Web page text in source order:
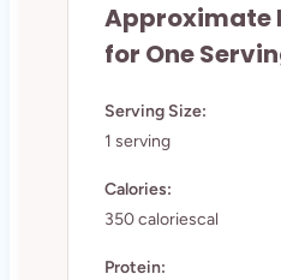
Approximate
for One
Serving Size:
1 serving
Calories:
350 caloriescal
Protein: